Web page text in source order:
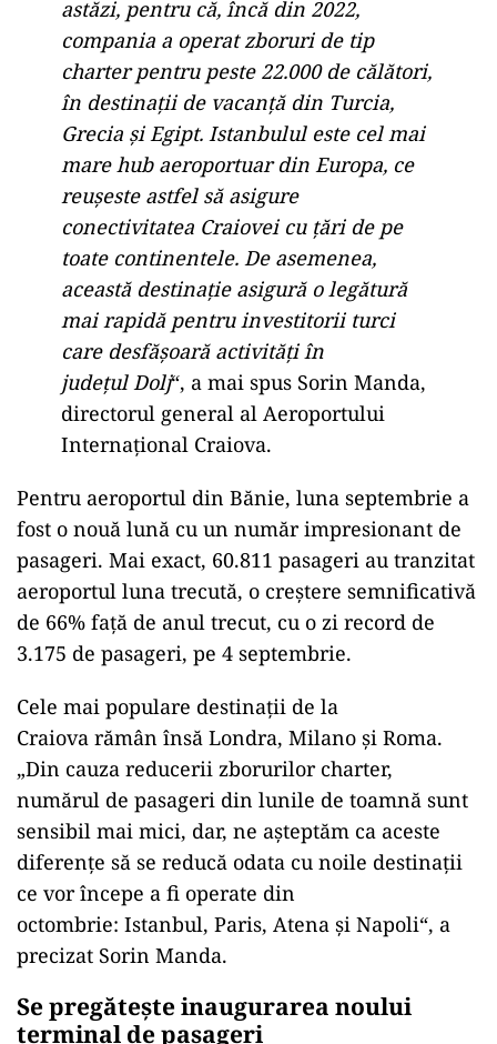
astăzi, pentru că, încă din 2022,
compania a operat zboruri de tip
charter pentru peste 22.000 de călători,
în destinații de vacanță din Turcia,
Grecia și Egipt. Istanbulul este cel mai
mare hub aeroportuar din Europa, ce
reușeste astfel să asigure
conectivitatea Craiovei cu țări de pe
toate continentele. De asemenea,
această destinație asigură o legătură
mai rapidă pentru investitorii turci
care desfășoară activități în
județul Dolj“, a mai spus Sorin Manda,
directorul general al Aeroportului
Internațional Craiova.
Pentru aeroportul din Bănie, luna septembrie a
fost o nouă lună cu un număr impresionant de
pasageri. Mai exact, 60.811 pasageri au tranzitat
aeroportul luna trecută, o creștere semnificativă
de 66% față de anul trecut, cu o zi record de
3.175 de pasageri, pe 4 septembrie.
Cele mai populare destinații de la
Craiova rămân însă Londra, Milano și Roma.
„Din cauza reducerii zborurilor charter,
numărul de pasageri din lunile de toamnă sunt
sensibil mai mici, dar, ne așteptăm ca aceste
diferențe să se reducă odata cu noile destinații
ce vor începe a fi operate din
octombrie: Istanbul, Paris, Atena și Napoli“, a
precizat Sorin Manda.
Se pregătește inaugurarea noului
terminal de pasageri